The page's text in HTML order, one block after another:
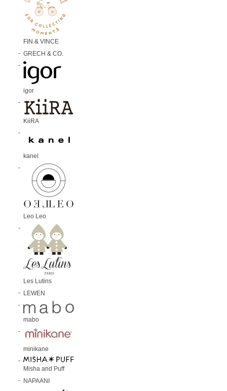
FIN & VINCE
GRECH & CO.
igor
KiiRA
kanel
Leo Leo
Les Lutins
LEWEN
mabo
minikane
Misha and Puff
NAPAANI